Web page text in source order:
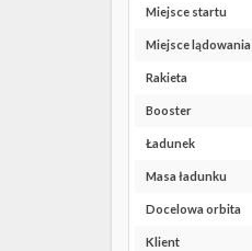
Miejsce startu
Miejsce lądowania
Rakieta
Booster
Ładunek
Masa ładunku
Docelowa orbita
Klient